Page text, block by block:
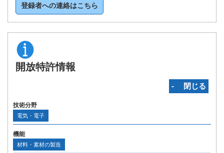
登録者への連絡はこちら
開放特許情報
‐ 閉じる
技術分野
電気・電子
機能
材料・素材の製造